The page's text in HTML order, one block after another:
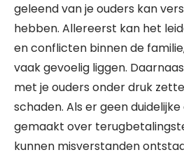
geleend van je ouders kan
hebben. Allereerst kan het
en conflicten binnen de
vaak gevoelig liggen.
met je ouders onder druk
schaden. Als er geen
gemaakt over
kunnen misverstanden